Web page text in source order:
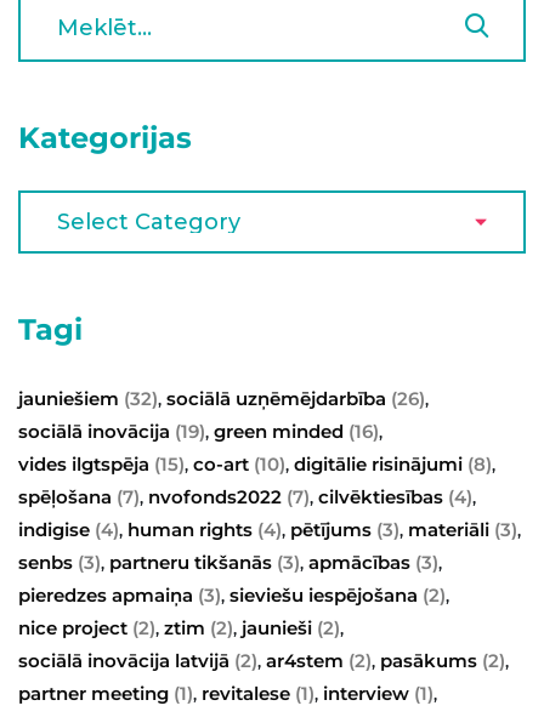
Kategorijas
Tagi
jauniešiem (32), sociālā uzņēmējdarbība (26),
sociālā inovācija (19), green minded (16),
vides ilgtspēja (15), co-art (10), digitālie risinājumi (8),
spēļošana (7), nvofonds2022 (7), cilvēktiesības (4),
indigise (4), human rights (4), pētījums (3), materiāli (3),
senbs (3), partneru tikšanās (3), apmācības (3),
pieredzes apmaiņa (3), sieviešu iespējošana (2),
nice project (2), ztim (2), jaunieši (2),
sociālā inovācija latvijā (2), ar4stem (2), pasākums (2),
partner meeting (1), revitalese (1), interview (1),